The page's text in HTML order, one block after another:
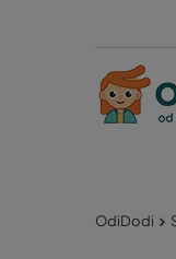
OdiDodi